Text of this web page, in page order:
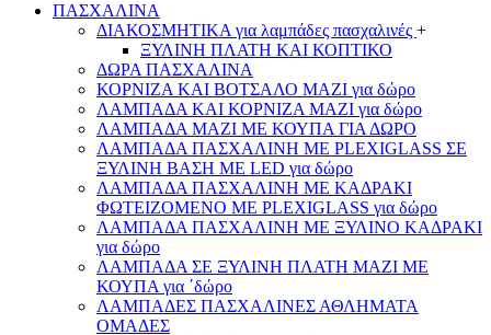
ΠΑΣΧΑΛΙΝΑ
ΔΙΑΚΟΣΜΗΤΙΚΑ για λαμπάδες πασχαλινές +
ΞΥΛΙΝΗ ΠΛΑΤΗ ΚΑΙ ΚΟΠΤΙΚΟ
ΔΩΡΑ ΠΑΣΧΑΛΙΝΑ
ΚΟΡΝΙΖΑ ΚΑΙ ΒΟΤΣΑΛΟ ΜΑΖΙ για δώρο
ΛΑΜΠΑΔΑ ΚΑΙ ΚΟΡΝΙΖΑ ΜΑΖΙ για δώρο
ΛΑΜΠΑΔΑ ΜΑΖΙ ΜΕ ΚΟΥΠΑ ΓΙΑ ΔΩΡΟ
ΛΑΜΠΑΔΑ ΠΑΣΧΑΛΙΝΗ ΜΕ PLEXIGLASS ΣΕ
ΞΥΛΙΝΗ ΒΑΣΗ ΜΕ LED για δώρο
ΛΑΜΠΑΔΑ ΠΑΣΧΑΛΙΝΗ ΜΕ ΚΑΔΡΑΚΙ
ΦΩΤΕΙΖΟΜΕΝΟ ΜΕ PLEXIGLASS για δώρο
ΛΑΜΠΑΔΑ ΠΑΣΧΑΛΙΝΗ ΜΕ ΞΥΛΙΝΟ ΚΑΔΡΑΚΙ
για δώρο
ΛΑΜΠΑΔΑ ΣΕ ΞΥΛΙΝΗ ΠΛΑΤΗ ΜΑΖΙ ΜΕ
ΚΟΥΠΑ για ΄δώρο
ΛΑΜΠΑΔΕΣ ΠΑΣΧΑΛΙΝΕΣ ΑΘΛΗΜΑΤΑ
ΟΜΑΔΕΣ